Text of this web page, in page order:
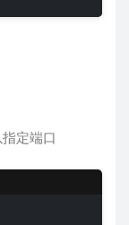
定端口